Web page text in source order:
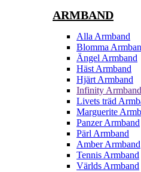
ARMBAND
Alla Armband
Blomma
Ängel Armband
Häst Armband
Hjärt Armband
Infinity Armband
Livets träd
Marguerite
Panzer Armband
Pärl Armband
Amber Armband
Tennis Armband
Världs Armband